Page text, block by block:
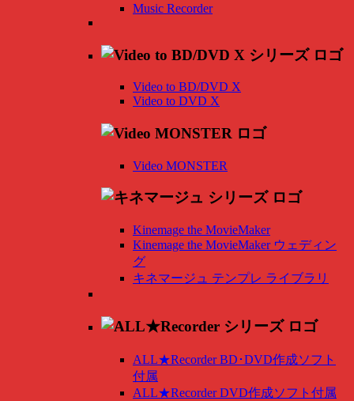
Music Recorder
Video to BD/DVD X
Video to DVD X
Video MONSTER
Kinemage the MovieMaker
Kinemage the MovieMaker ウェディン
グ
キネマージュ テンプレ ライブラリ
ALL★Recorder BD･DVD作成ソフト
付属
ALL★Recorder DVD作成ソフト付属